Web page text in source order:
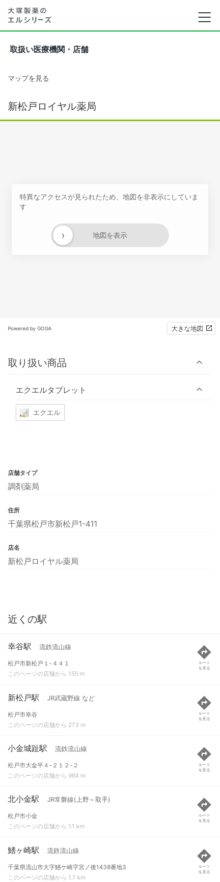
取扱い医療機関・店舗
マップを見る
新松戸ロイヤル薬局
特異なアクセスが見られたため、地図を非表示にしていま
す
地図を表示
›
Powered by GOGA 大きな地図
取り扱い商品
エクエルタブレット
エクエル
店舗タイプ
調剤薬局
住所
千葉県松戸市新松戸1-411
店名
新松戸ロイヤル薬局
近くの駅
幸谷駅 流鉄流山線
松戸市新松戸１-４４１
このページの店舗から 155 m
ルート
を見る
新松戸駅 JR武蔵野線 など
松戸市幸谷
このページの店舗から 273 m
ルート
を見る
小金城趾駅 流鉄流山線
松戸市大金平４-２１２-２
このページの店舗から 964 m
ルート
を見る
北小金駅 JR常磐線(上野～取手)
松戸市小金
このページの店舗から 1.1 km
ルート
を見る
鰭ヶ崎駅 流鉄流山線
千葉県流山市大字鰭ケ崎字宮ノ後1438番地3
このページの店舗から 1.7 km
ルート
を見る